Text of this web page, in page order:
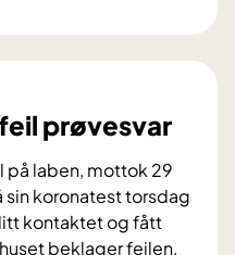
prøvesvar
på laben, mottok 29
sin koronatest torsdag
kontaktet og fått
beklager feilen.